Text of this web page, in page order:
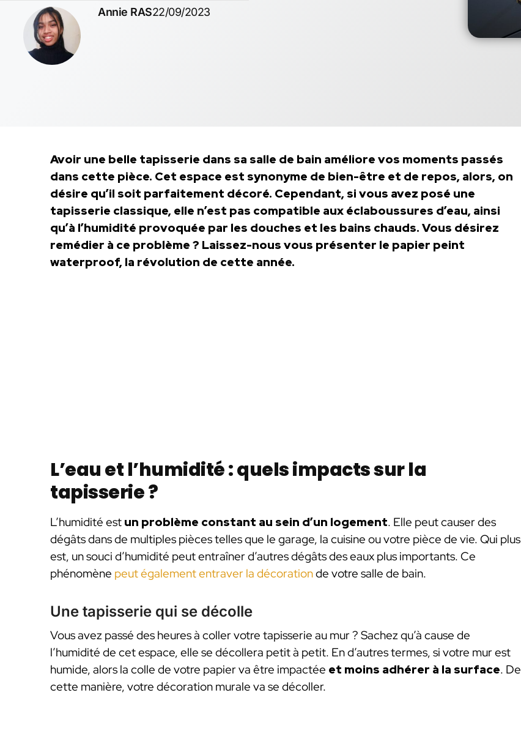
Annie RAS22/09/2023
Avoir une belle tapisserie dans sa salle de bain améliore vos moments passés
dans cette pièce. Cet espace est synonyme de bien-être et de repos, alors, on
désire qu’il soit parfaitement décoré. Cependant, si vous avez posé une
tapisserie classique, elle n’est pas compatible aux éclaboussures d’eau, ainsi
qu’à l’humidité provoquée par les douches et les bains chauds. Vous désirez
remédier à ce problème ? Laissez-nous vous présenter le papier peint
waterproof, la révolution de cette année.
L’eau et l’humidité : quels impacts sur la
tapisserie ?
L’humidité est un problème constant au sein d’un logement. Elle peut causer des
dégâts dans de multiples pièces telles que le garage, la cuisine ou votre pièce de vie. Qui plus
est, un souci d’humidité peut entraîner d’autres dégâts des eaux plus importants. Ce
phénomène peut également entraver la décorationde votre salle de bain.
Une tapisserie qui se décolle
Vous avez passé des heures à coller votre tapisserie au mur ? Sachez qu’à cause de
l’humidité de cet espace, elle se décollera petit à petit. En d’autres termes, si votre mur est
humide, alors la colle de votre papier va être impactée et moins adhérer à la surface. De
cette manière, votre décoration murale va se décoller.